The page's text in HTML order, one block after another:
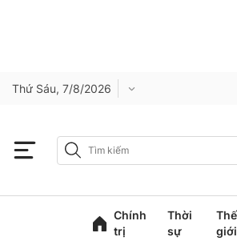
Thứ Sáu, 7/8/2026
Chính
trị
Thời
sự
Thế
giới